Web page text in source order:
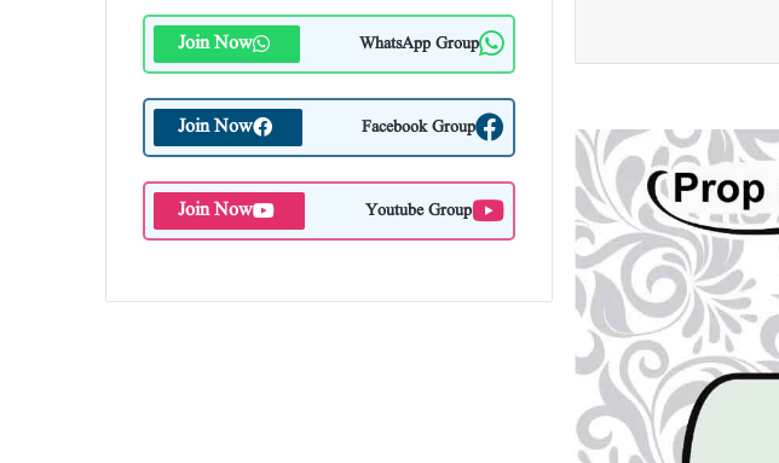
WhatsApp Group
Join Now
Facebook Group
Join Now
Youtube Group
Join Now